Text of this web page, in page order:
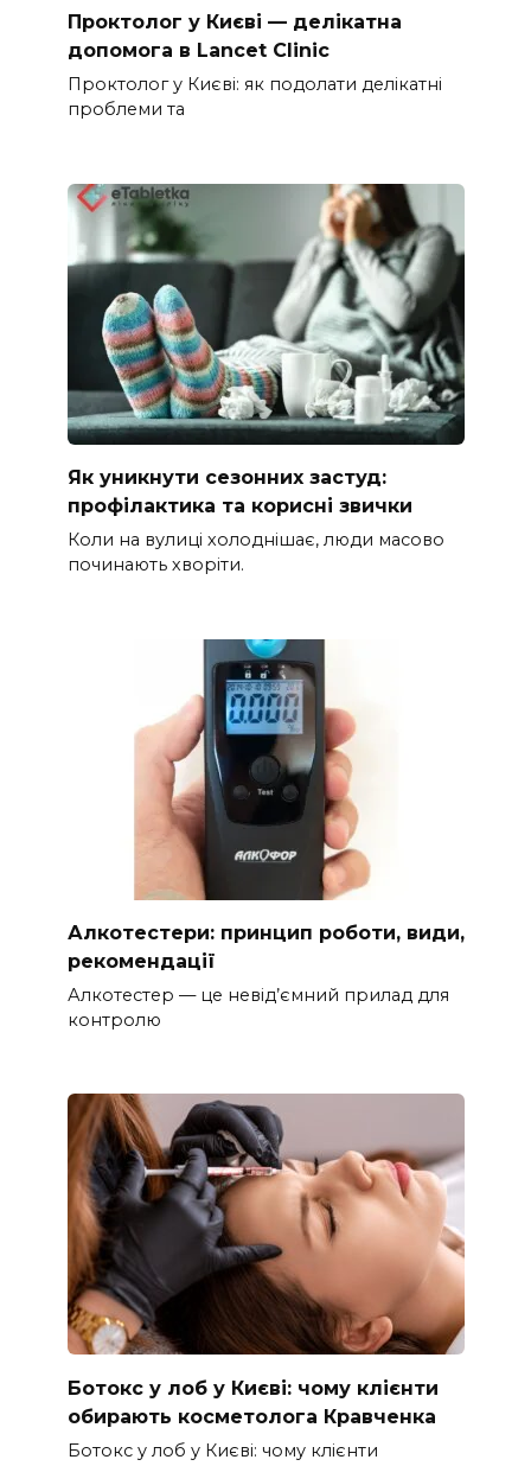
Проктолог у Києві — делікатна
допомога в Lancet Clinic
Проктолог у Києві: як подолати делікатні
проблеми та
Як уникнути сезонних застуд:
профілактика та корисні звички
Коли на вулиці холоднішає, люди масово
починають хворіти.
Алкотестери: принцип роботи, види,
рекомендації
Алкотестер — це невід’ємний прилад для
контролю
Ботокс у лоб у Києві: чому клієнти
обирають косметолога Кравченка
Ботокс у лоб у Києві: чому клієнти